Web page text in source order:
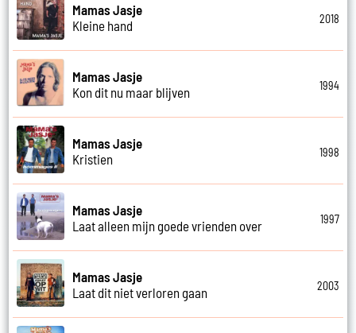
Mamas Jasje
Kleine hand
2018
Mamas Jasje
Kon dit nu maar blijven
1994
Mamas Jasje
Kristien
1998
Mamas Jasje
Laat alleen mijn goede vrienden over
1997
Mamas Jasje
Laat dit niet verloren gaan
2003